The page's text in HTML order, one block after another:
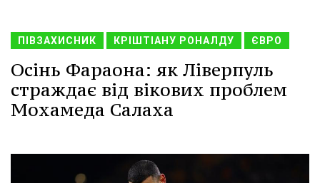
ПІВЗАХИСНИК КРІШТІАНУ РОНАЛДУ ЄВРО
Осінь Фараона: як Ліверпуль
страждає від вікових проблем
Мохамеда Салаха